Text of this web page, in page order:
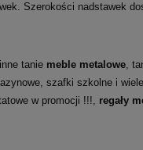
Szerokości nadstawek
tanie meble metalowe,
szafki szkolne i
w promocji !!!, regały